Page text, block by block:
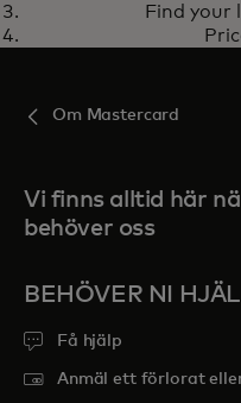
Find your
Om Mastercard
Vi finns alltid här
behöver oss
BEHÖVER NI
Få hjälp
Anmäl ett förlorat